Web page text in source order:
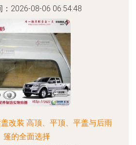
：2026-08-06 06:54:48
改装 高顶、平顶、平盖与后雨
篷的全面选择